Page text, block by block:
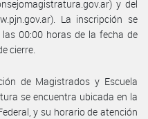
y del
La inscripción se
00:00 horas de la fecha de
cierre.
de Magistrados y Escuela
se encuentra ubicada en la
y su horario de atención